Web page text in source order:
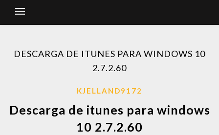
DESCARGA DE ITUNES PARA WINDOWS 10
2.7.2.60
KJELLAND9172
Descarga de itunes para windows
10 2.7.2.60